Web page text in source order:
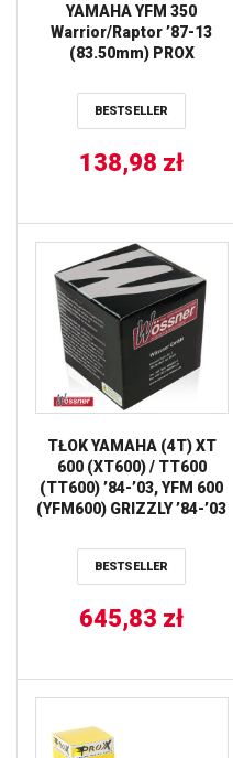
YAMAHA YFM 350
Warrior/Raptor ’87-13
(83.50mm) PROX
BESTSELLER
138,98 zł
TŁOK YAMAHA (4T) XT
600 (XT600) / TT600
(TT600) ’84-’03, YFM 600
(YFM600) GRIZZLY ’84-’03
WOSSNER
BESTSELLER
645,83 zł